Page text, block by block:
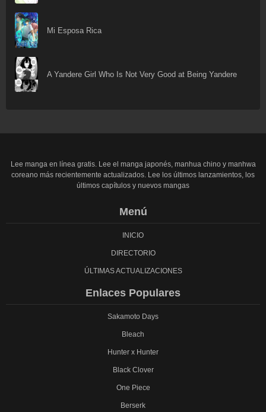
Mi Esposa Rica
A Yandere Girl Who Is Not Very Good at Being Yandere
Lee manga en línea gratis. Lee el manga japonés, manhua chino y manhwa
coreano más recientemente actualizados. Lee los últimos lanzamientos, los
últimos capítulos y nuevos mangas
Menú
INICIO
DIRECTORIO
ÚLTIMAS ACTUALIZACIONES
Enlaces Populares
Sakamoto Days
Bleach
Hunter x Hunter
Black Clover
One Piece
Berserk